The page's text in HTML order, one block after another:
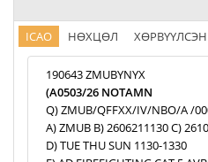
ICAO НӨХЦӨЛ ХӨРВҮҮЛСЭН
190643 ZMUBYNYX
(A0503/26 NOTAMN
Q) ZMUB/QFFXX/IV/NBO/A /
A) ZMUB B) 2606211130 C)
D) TUE THU SUN 1130-1330